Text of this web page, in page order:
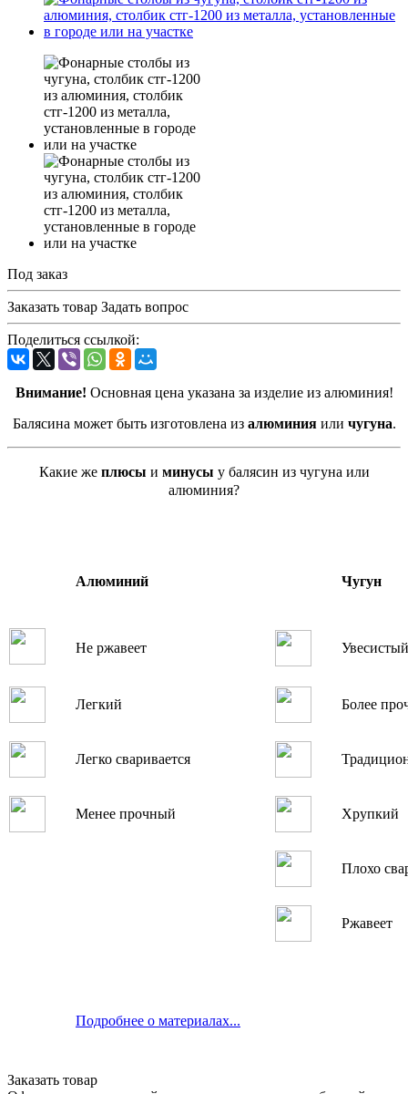
Под заказ
Заказать товар Задать вопрос
Поделиться ссылкой:
Внимание! Основная цена указана за изделие из алюминия!
Балясина может быть изготовлена из алюминияили чугуна.
Какие же плюсы и минусы у балясин из чугуна или
алюминия?
Алюминий Чугун
Не ржавеет Увесистый
Легкий Более
Легко сваривается
Менее прочный Хрупкий
Плохо
Ржавеет
Подробнее о материалах...
Заказать товар